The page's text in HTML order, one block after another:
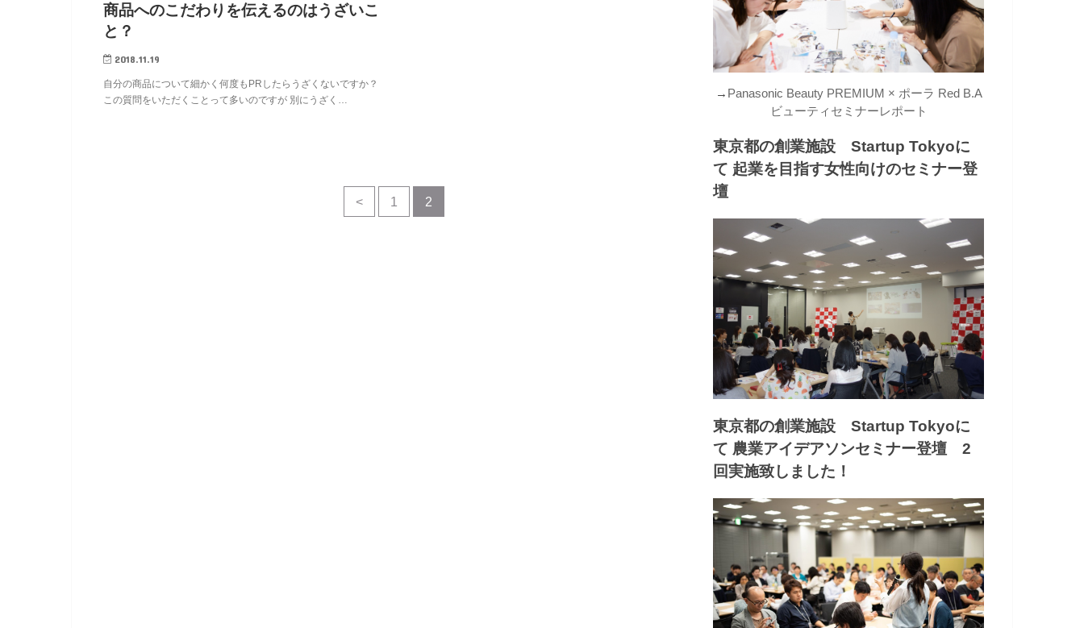
商品へのこだわりを伝えるのはうざいこ
と？
2018.11.19
自分の商品について細かく何度もPRしたらうざくないですか？
この質問をいただくことって多いのですが 別にうざく…
< 1 2
→ Panasonic Beauty PREMIUM × ポーラ Red B.A
ビューティセミナーレポート
東京都の創業施設 Startup Tokyoに
て 起業を目指す女性向けのセミナー登
壇
東京都の創業施設 Startup Tokyoに
て 農業アイデアソンセミナー登壇 2
回実施致しました！